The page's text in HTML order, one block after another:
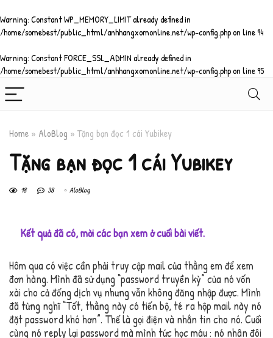
Warning: Constant WP_MEMORY_LIMIT already defined in
/home/somebest/public_html/anhhangxomonline.net/wp-config.phpon line94
Warning: Constant FORCE_SSL_ADMIN already defined in
/home/somebest/public_html/anhhangxomonline.net/wp-config.phpon line95
Home » AloBlog » Tặng bạn đọc 1 cái Yubikey
Tặng bạn đọc 1 cái Yubikey
18 38 AloBlog
Kết quả đã có, mời các bạn xem ở cuối bài viết.
Hôm qua có việc cần phải truy cập mail của thằng em để xem
đơn hàng. Mình đã sử dụng “password truyền kỳ” của nó vốn
xài cho cả đống dịch vụ nhưng vẫn không đăng nhập được. Mình
đã từng nghĩ “Tốt, thằng này có tiến bộ, té ra hộp mail này nó
đặt password khó hơn”. Thế là gọi điện và nhắn tin cho nó. Cuối
cùng nó reply lại password mà mình tức học máu : nó nhân đôi